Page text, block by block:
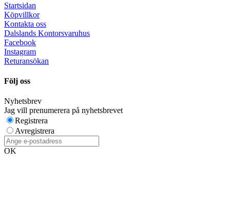
Startsidan
Köpvillkor
Kontakta oss
Dalslands Kontorsvaruhus
Facebook
Instagram
Returansökan
Följ oss
Nyhetsbrev
Jag vill prenumerera på nyhetsbrevet
Registrera
Avregistrera
OK